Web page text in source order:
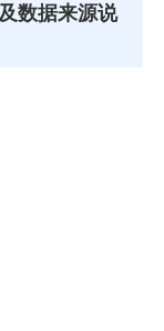
数据来源说